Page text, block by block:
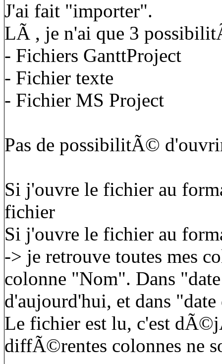
J'ai fait "importer".
LÃ , je n'ai que 3
- Fichiers GanttProject
- Fichier texte
- Fichier MS Project
Pas de possibilitÃ©
Si j'ouvre le fichier au
fichier
Si j'ouvre le fichier au
-> je retrouve toutes mes
colonne "Nom". Dans
d'aujourd'hui, et dans
Le fichier est lu, c'est
diffÃ©rentes colonnes ne